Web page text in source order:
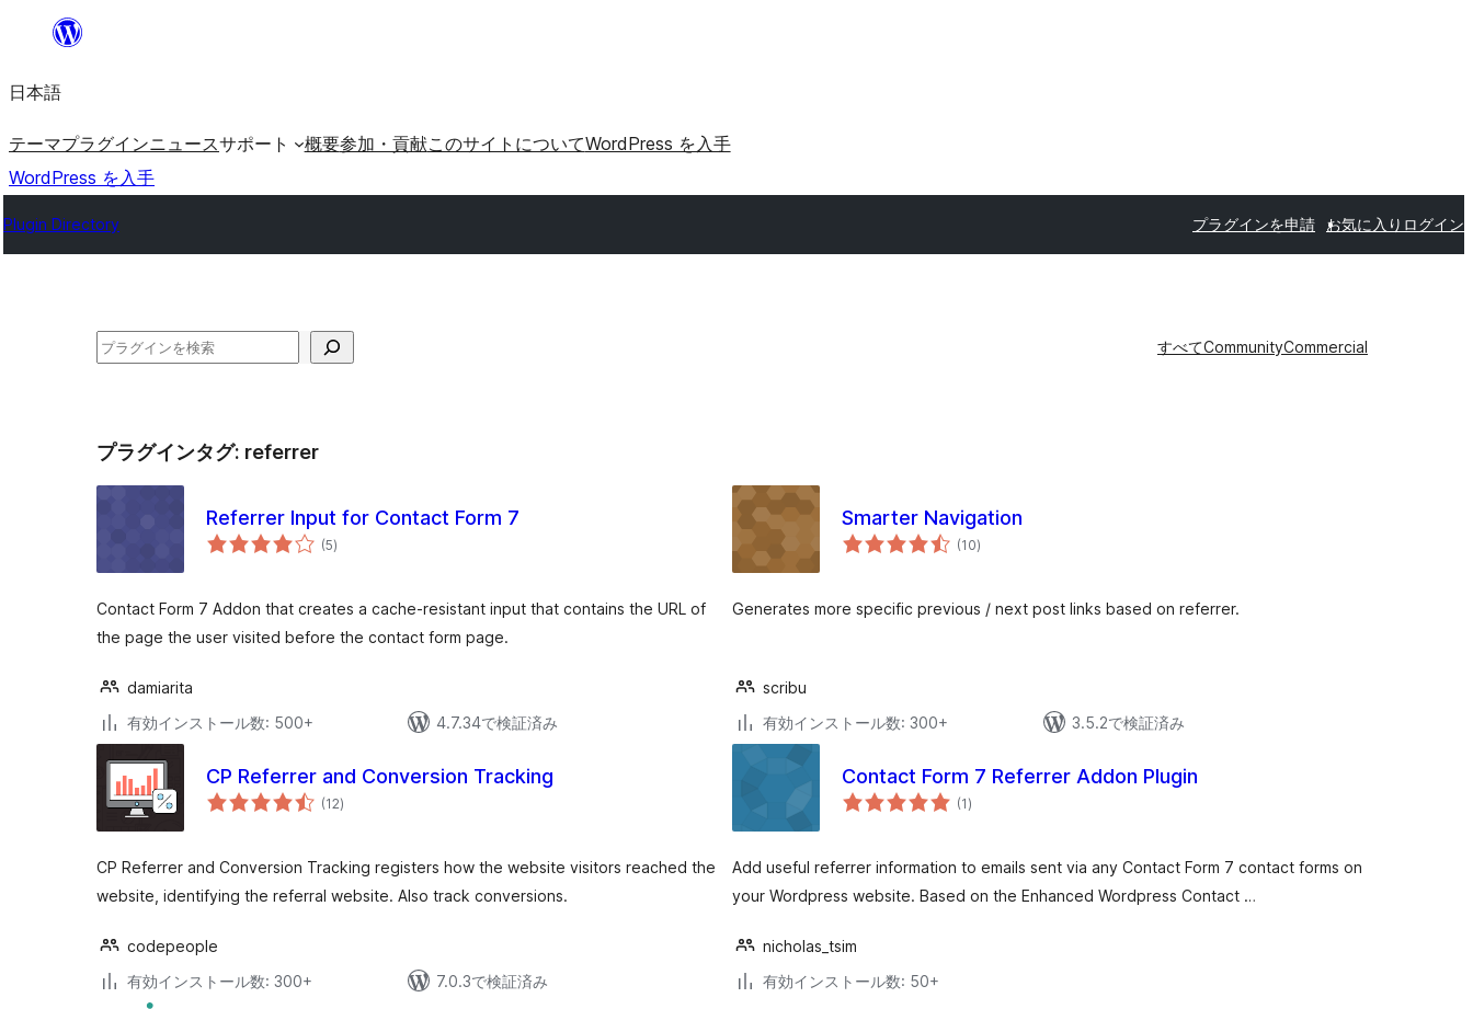
を
ッ
プ
日本語
テーマプラグインニュースサポート 概要参加・貢献このサイトについてWordPress を入手
WordPress を入手
Plugin Directory プラグインを申請 お気に入り ログイン
検
すべてCommunityCommercial
プラグインタグ: referrer
Referrer Input for Contact Form 7
(5個
の)
Contact Form 7 Addon that creates a cache-resistant input that contains the URL of
the page the user visited before the contact form page.
damiarita
有効インストール数: 500+
4.7.34で検証済み
Smarter Navigation
(10個
の)
Generates more specific previous / next post links based on referrer.
scribu
有効インストール数: 300+
3.5.2で検証済み
CP Referrer and Conversion Tracking
(12個
の)
CP Referrer and Conversion Tracking registers how the website visitors reached the
website, identifying the referral website. Also track conversions.
codepeople
有効インストール数: 300+
7.0.3で検証済み
Contact Form 7 Referrer Addon Plugin
(1個
の)
Add useful referrer information to emails sent via any Contact Form 7 contact forms on
your Wordpress website. Based on the Enhanced Wordpress Contact …
nicholas_tsim
有効インストール数: 50+